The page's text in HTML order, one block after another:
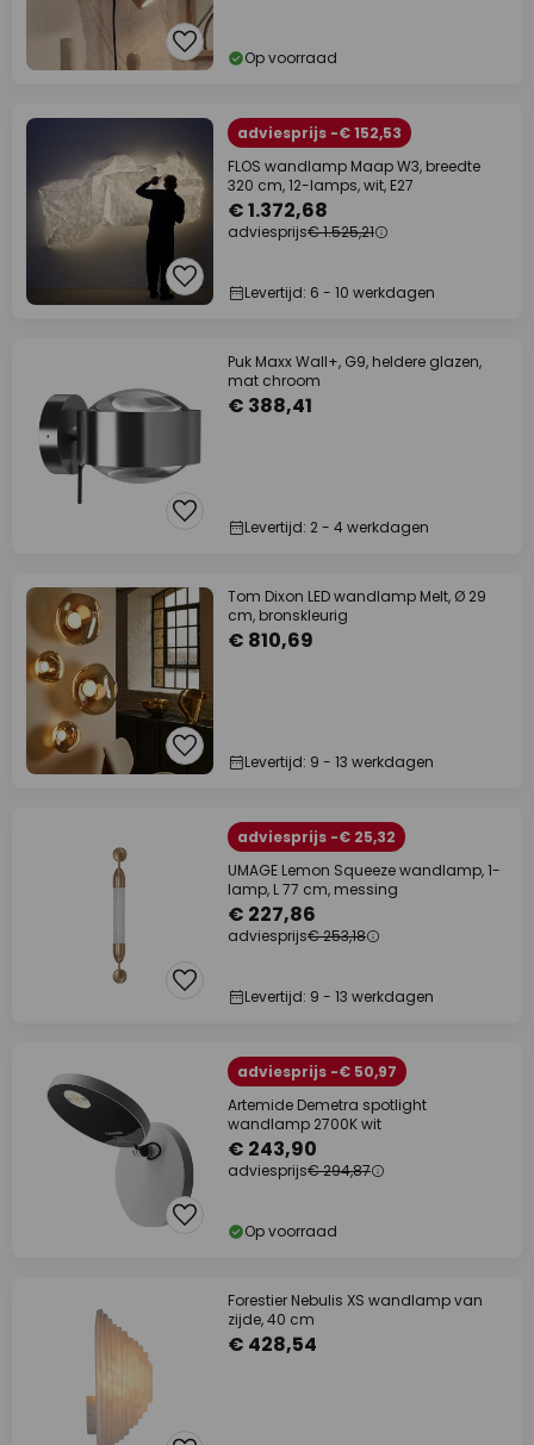
Op voorraad
adviesprijs -€ 152,53
FLOS wandlamp Maap W3, breedte
320 cm, 12-lamps, wit, E27
€ 1.372,68
adviesprijs€ 1.525,21
Levertijd: 6 - 10 werkdagen
Puk Maxx Wall+, G9, heldere glazen,
mat chroom
€ 388,41
Levertijd: 2 - 4 werkdagen
Tom Dixon LED wandlamp Melt, Ø 29
cm, bronskleurig
€ 810,69
Levertijd: 9 - 13 werkdagen
adviesprijs -€ 25,32
UMAGE Lemon Squeeze wandlamp, 1-
lamp, L 77 cm, messing
€ 227,86
adviesprijs€ 253,18
Levertijd: 9 - 13 werkdagen
adviesprijs -€ 50,97
Artemide Demetra spotlight
wandlamp 2700K wit
€ 243,90
adviesprijs€ 294,87
Op voorraad
Forestier Nebulis XS wandlamp van
zijde, 40 cm
€ 428,54